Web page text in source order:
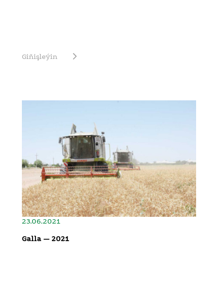
Giňişleýin
23.06.2021
Galla — 2021